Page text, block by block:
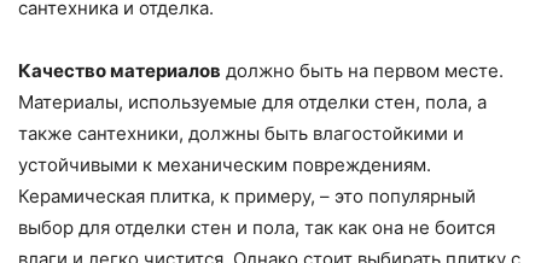
сантехника и отделка.
Качество материалов должно быть на первом месте.
Материалы, используемые для отделки стен, пола, а
также сантехники, должны быть влагостойкими и
устойчивыми к механическим повреждениям.
Керамическая плитка, к примеру, – это популярный
выбор для отделки стен и пола, так как она не боится